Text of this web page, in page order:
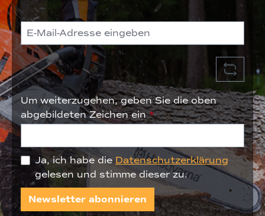
Um weiterzugehen, geben Sie die oben
abgebildeten Zeichen ein*
Ja, ich habe die Datenschutzerklärung
gelesen und stimme dieser zu.
Newsletter abonnieren